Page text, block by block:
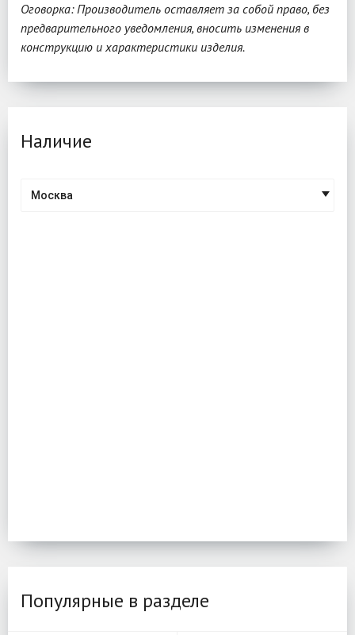
Оговорка: Производитель оставляет за собой право, без
предварительного уведомления, вносить изменения в
конструкцию и характеристики изделия.
Наличие
Москва
Популярные в разделе